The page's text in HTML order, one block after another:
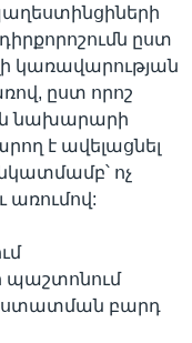
ըստ
կառավարության
ըստ որոշ
նախարարի
է ավելացնել
ոչ
առումով:
բարդ